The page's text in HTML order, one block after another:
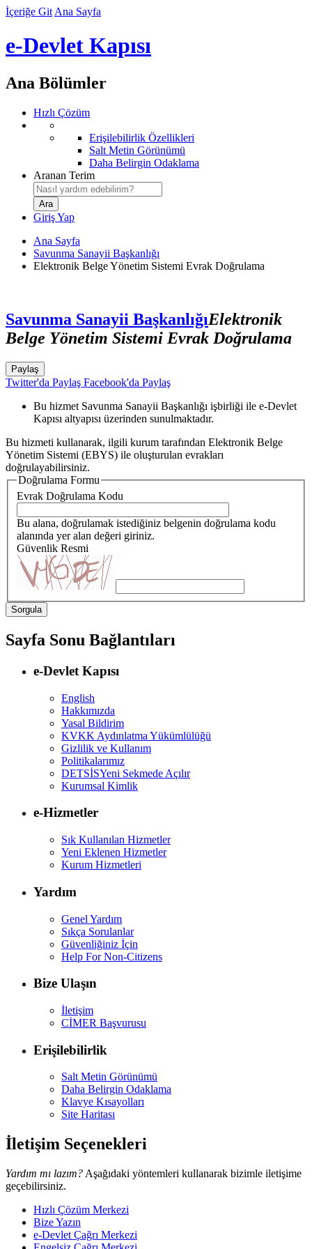
İçeriğe Git Ana Sayfa
e-Devlet Kapısı
Ana Bölümler
Hızlı Çözüm
Erişilebilirlik Özellikleri
Salt Metin Görünümü
Daha Belirgin Odaklama
Aranan Terim
Giriş Yap
Ana Sayfa
Savunma Sanayii Başkanlığı
Elektronik Belge Yönetim Sistemi Evrak Doğrulama
Savunma Sanayii BaşkanlığıElektronik
Belge Yönetim Sistemi Evrak Doğrulama
Paylaş
Twitter'da Paylaş Facebook'da Paylaş
Bu hizmet Savunma Sanayii Başkanlığı işbirliği ile e-Devlet
Kapısı altyapısı üzerinden sunulmaktadır.
Bu hizmeti kullanarak, ilgili kurum tarafından Elektronik Belge
Yönetim Sistemi (EBYS) ile oluşturulan evrakları
doğrulayabilirsiniz.
Doğrulama Formu
Evrak Doğrulama Kodu
Bu alana, doğrulamak istediğiniz belgenin doğrulama kodu
alanında yer alan değeri giriniz.
Güvenlik Resmi
Sayfa Sonu Bağlantıları
e-Devlet Kapısı
English
Hakkımızda
Yasal Bildirim
KVKK Aydınlatma Yükümlülüğü
Gizlilik ve Kullanım
Politikalarımız
DETSİSYeni Sekmede Açılır
Kurumsal Kimlik
e-Hizmetler
Sık Kullanılan Hizmetler
Yeni Eklenen Hizmetler
Kurum Hizmetleri
Yardım
Genel Yardım
Sıkça Sorulanlar
Güvenliğiniz İçin
Help For Non-Citizens
Bize Ulaşın
İletişim
CİMER Başvurusu
Erişilebilirlik
Salt Metin Görünümü
Daha Belirgin Odaklama
Klavye Kısayolları
Site Haritası
İletişim Seçenekleri
Yardım mı lazım? Aşağıdaki yöntemleri kullanarak bizimle iletişime
geçebilirsiniz.
Hızlı Çözüm Merkezi
Bize Yazın
e-Devlet Çağrı Merkezi